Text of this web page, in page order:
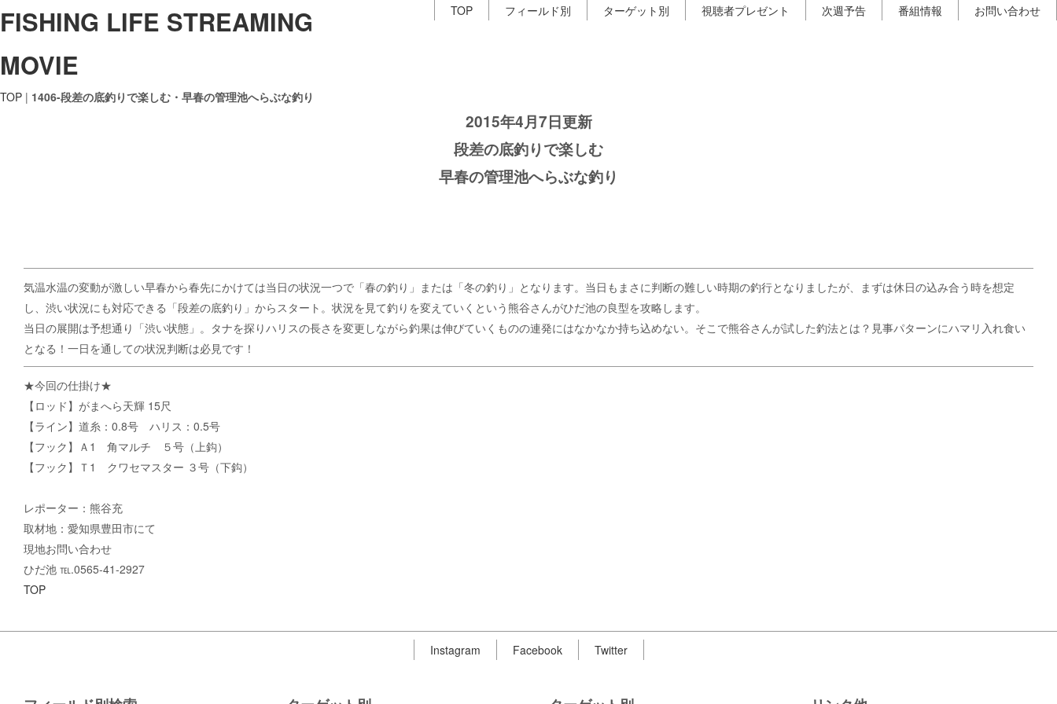
FISHING LIFE STREAMING
MOVIE
TOP フィールド別 ターゲット別 視聴者プレゼント 次週予告 番組情報 お問い合わせ
TOP | 1406-段差の底釣りで楽しむ・早春の管理池へらぶな釣り
2015年4月7日更新
段差の底釣りで楽しむ
早春の管理池へらぶな釣り
気温水温の変動が激しい早春から春先にかけては当日の状況一つで「春の釣り」または「冬の釣り」となります。当日もまさに判断の難しい時期の釣行となりましたが、まずは休日の込み合う時を想定
し、渋い状況にも対応できる「段差の底釣り」からスタート。状況を見て釣りを変えていくという熊谷さんがひだ池の良型を攻略します。
当日の展開は予想通り「渋い状態」。タナを探りハリスの長さを変更しながら釣果は伸びていくものの連発にはなかなか持ち込めない。そこで熊谷さんが試した釣法とは？見事パターンにハマリ入れ食い
となる！一日を通しての状況判断は必見です！
★今回の仕掛け★
【ロッド】がまへら天輝 15尺
【ライン】道糸：0.8号 ハリス：0.5号
【フック】Ａ1 角マルチ ５号（上鈎）
【フック】Ｔ1 クワセマスター ３号（下鈎）
レポーター：熊谷充
取材地：愛知県豊田市にて
現地お問い合わせ
ひだ池 ℡.0565-41-2927
TOP
Instagram Facebook Twitter